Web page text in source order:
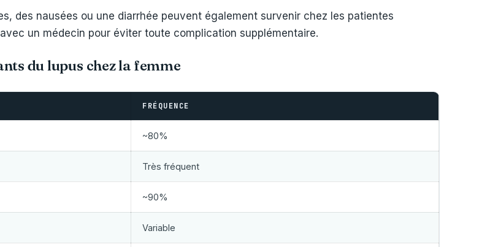
des nausées ou une diarrhée peuvent également survenir chez les patientes
un médecin pour éviter toute complication supplémentaire.
du lupus chez la femme
FRÉQUENCE
~80%
Très fréquent
~90%
Variable